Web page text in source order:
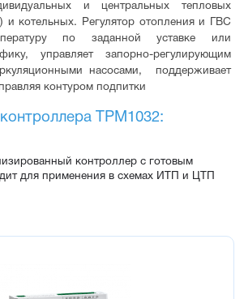
и центральных тепловых
котельных. Регулятор отопления и ГВС
по заданной уставке или
управляет запорно-регулирующим
насосами,  поддерживает
контуром подпитки
ТРМ1032:
контроллер с готовым
для применения в схемах ИТП и ЦТП
предупреждает диспетчера о